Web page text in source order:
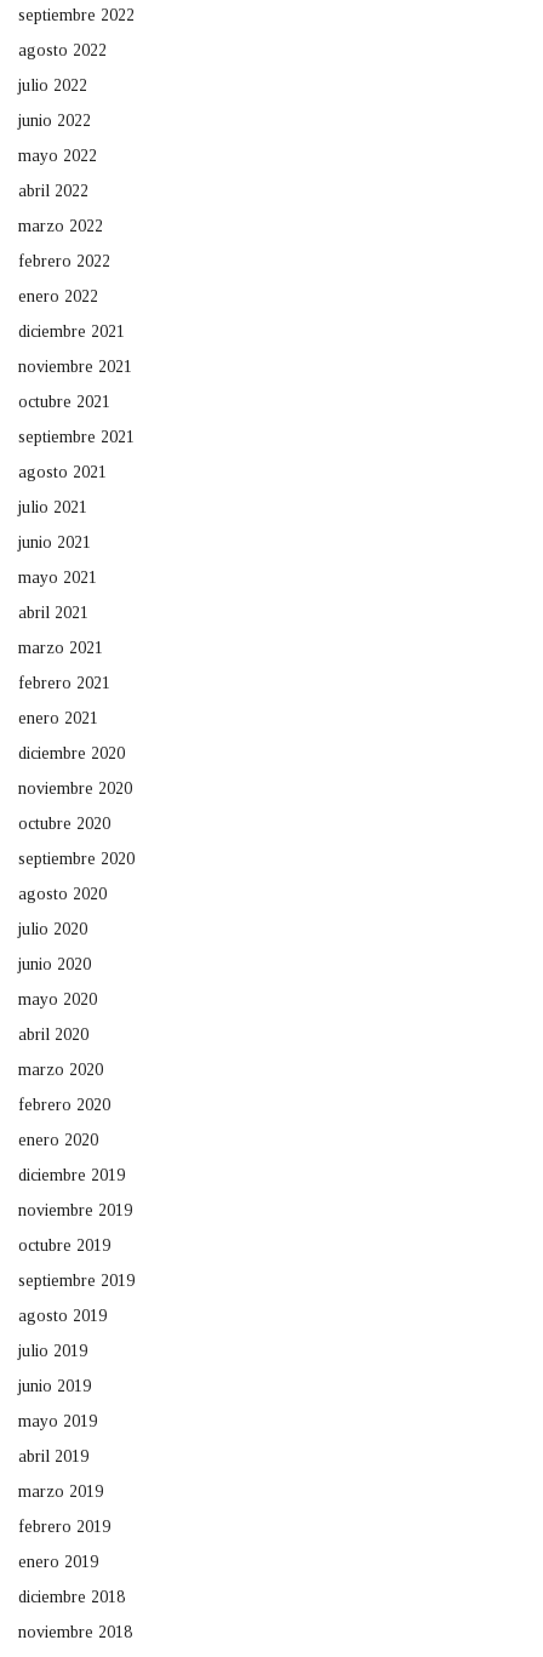
septiembre 2022
agosto 2022
julio 2022
junio 2022
mayo 2022
abril 2022
marzo 2022
febrero 2022
enero 2022
diciembre 2021
noviembre 2021
octubre 2021
septiembre 2021
agosto 2021
julio 2021
junio 2021
mayo 2021
abril 2021
marzo 2021
febrero 2021
enero 2021
diciembre 2020
noviembre 2020
octubre 2020
septiembre 2020
agosto 2020
julio 2020
junio 2020
mayo 2020
abril 2020
marzo 2020
febrero 2020
enero 2020
diciembre 2019
noviembre 2019
octubre 2019
septiembre 2019
agosto 2019
julio 2019
junio 2019
mayo 2019
abril 2019
marzo 2019
febrero 2019
enero 2019
diciembre 2018
noviembre 2018